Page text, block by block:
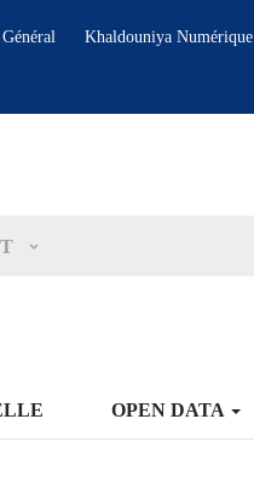
Khaldouniya Numérique
OPEN DATA